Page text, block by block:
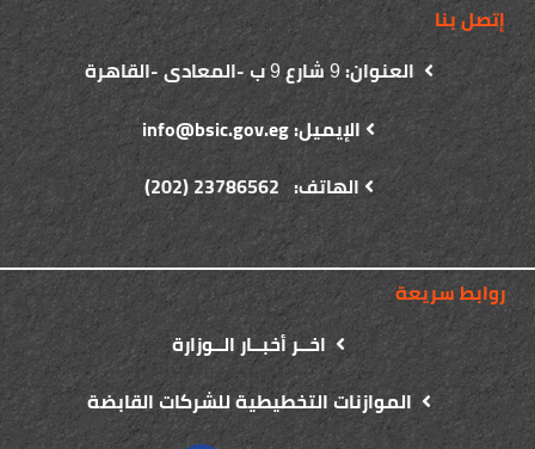
إتصل بنا
العنوان:9شارع9ب -المعادى -القاهرة
الإيميل: info@bsic.gov.eg
الهاتف: 23786562 (202)
روابط سريعة
اخــر أخبــار الــوزارة
الموازنات التخطيطية للشركات القابضة